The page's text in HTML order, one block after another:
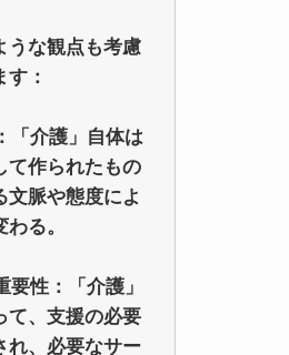
うな観点も考慮
：
「介護」自体は
て作られたもの
文脈や態度によ
る。
性：「介護」
て、支援の必要
れ、必要なサー